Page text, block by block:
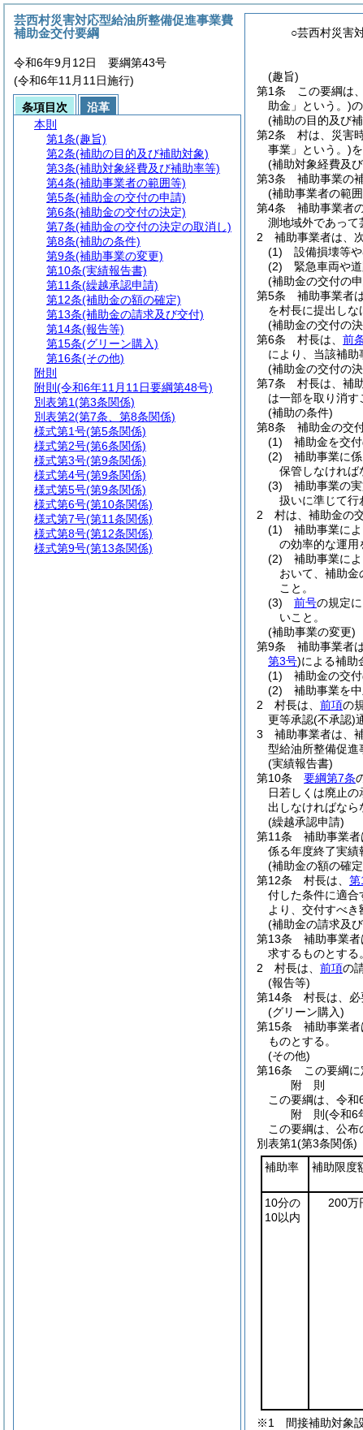
○芸西村災害
(趣旨)
第1条
この要綱は、
助金」という。)
(補助の目的及び
第2条
村は、災害
事業」という。)
(補助対象経費及
第3条
補助事業の
(補助事業者の範
第4条
補助事業者
測地域外であって
2
補助事業者は、
(1)
設備損壊等
(2)
緊急車両や
(補助金の交付の
第5条
補助事業者
を村長に提出しな
(補助金の交付の
第6条
村長は、 前
により、当該補助
(補助金の交付の
第7条
村長は、補
は一部を取り消す
(補助の条件)
第8条
補助金の交
(1)
補助金を交
(2)
補助事業に
保管しなければ
(3)
補助事業の実
扱いに準じて行
2
村は、補助金の
(1)
補助事業に
の効率的な運用
(2)
補助事業に
おいて、補助
こと。
(3)
前号の規定
いこと。
(補助事業の変更)
第9条
補助事業者は
第3号)による補助
(1)
補助金の交
(2)
補助事業を
2
村長は、 前項の
更等承認(不承認)
3
補助事業者は、
型給油所整備促進
(実績報告書)
第10条
要綱第7条
日若しくは廃止
出しなければなら
(繰越承認申請)
第11条
補助事業
係る年度終了実績
(補助金の額の確
第12条
村長は、 第
付した条件に適合
より、交付すべき
(補助金の請求及
第13条
補助事業者
求するものとする。
2
村長は、 前項の
(報告等)
第14条
村長は、
(グリーン購入)
第15条
補助事業
ものとする。
(その他)
第16条
この要綱
附 則
この要綱は、令和
附 則(令和6
この要綱は、公布
別表第1(第3条関係)
補助率
補助限度
10分の
10以内
200万
※1 間接補助対象設
芸西村災害対応型給油所整備促進事業費
補助金交付要綱
令和6年9月12日 要綱第43号
(令和6年11月11日施行)
条項目次
沿革
本則
第1条(趣旨)
第2条(補助の目的及び補助対象)
第3条(補助対象経費及び補助率等)
第4条(補助事業者の範囲等)
第5条(補助金の交付の申請)
第6条(補助金の交付の決定)
第7条(補助金の交付の決定の取消し)
第8条(補助の条件)
第9条(補助事業の変更)
第10条(実績報告書)
第11条(繰越承認申請)
第12条(補助金の額の確定)
第13条(補助金の請求及び交付)
第14条(報告等)
第15条(グリーン購入)
第16条(その他)
附則
附則 (令和6年11月11日要綱第48号)
別表第1(第3条関係)
別表第2(第7条、第8条関係)
様式第1号(第5条関係)
様式第2号(第6条関係)
様式第3号(第9条関係)
様式第4号(第9条関係)
様式第5号(第9条関係)
様式第6号(第10条関係)
様式第7号(第11条関係)
様式第8号(第12条関係)
様式第9号(第13条関係)